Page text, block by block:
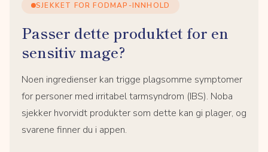
SJEKKET FOR FODMAP-INNHOLD
Passer dette produktet for en
sensitiv mage?
Noen ingredienser kan trigge plagsomme symptomer
for personer med irritabel tarmsyndrom (IBS). Noba
sjekker hvorvidt produkter som dette kan gi plager, og
svarene finner du i appen.